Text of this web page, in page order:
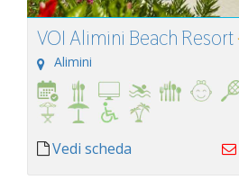
VOI Alimini Beach Resort
Alimini
Vedi scheda